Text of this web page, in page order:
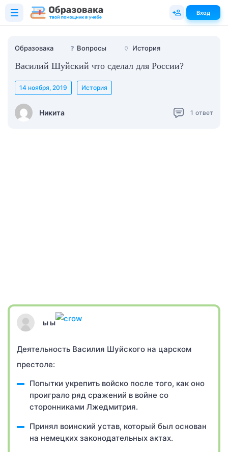
Образовака ❓ Вопросы 🏺 История
Василий Шуйский что сделал для России?
Никита
14 ноября, 2019 История
1 ответ
ы ы
Деятельность Василия Шуйского на царском
престоле:
Попытки укрепить войско после того, как оно
проиграло ряд сражений в войне со
сторонниками Лжедмитрия.
Принял воинский устав, который был основан
на немецких законодательных актах.
Вход